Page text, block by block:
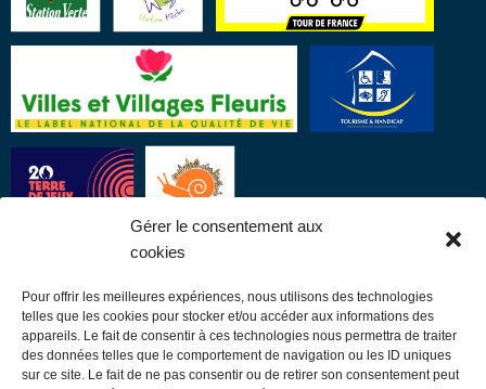
Gérer le consentement aux
cookies
Pour offrir les meilleures expériences, nous utilisons des technologies
telles que les cookies pour stocker et/ou accéder aux informations des
appareils. Le fait de consentir à ces technologies nous permettra de traiter
des données telles que le comportement de navigation ou les ID uniques
sur ce site. Le fait de ne pas consentir ou de retirer son consentement peut
LIENS UTILES
Communauté de communes